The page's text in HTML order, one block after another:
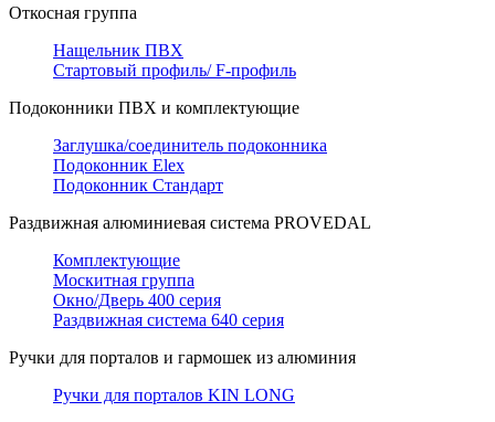
Откосная группа
Нащельник ПВХ
Стартовый профиль/ F-профиль
Подоконники ПВХ и комплектующие
Заглушка/соединитель подоконника
Подоконник Elex
Подоконник Стандарт
Раздвижная алюминиевая система PROVEDAL
Комплектующие
Москитная группа
Окно/Дверь 400 серия
Раздвижная система 640 серия
Ручки для порталов и гармошек из алюминия
Ручки для порталов KIN LONG